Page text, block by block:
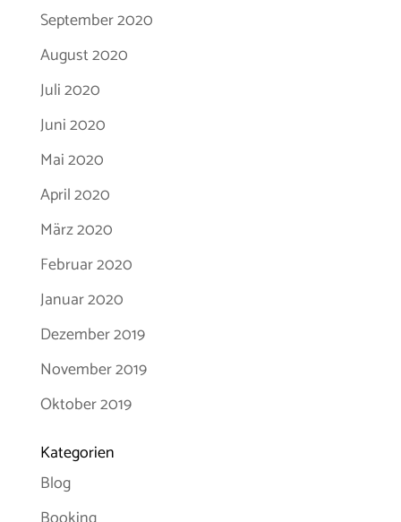
September 2020
August 2020
Juli 2020
Juni 2020
Mai 2020
April 2020
März 2020
Februar 2020
Januar 2020
Dezember 2019
November 2019
Oktober 2019
Kategorien
Blog